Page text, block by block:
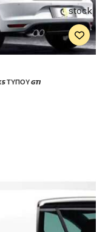
stock
ΤΎΠΟΥ GTI